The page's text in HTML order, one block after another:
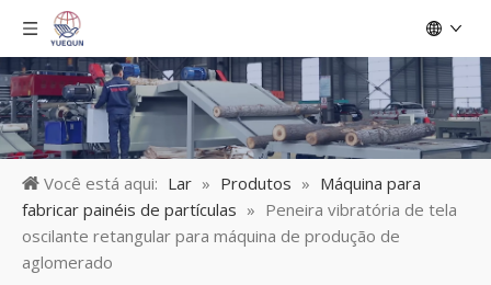
Você está aqui: Lar » Produtos » Máquina para
fabricar painéis de partículas » Peneira vibratória de tela
oscilante retangular para máquina de produção de
aglomerado